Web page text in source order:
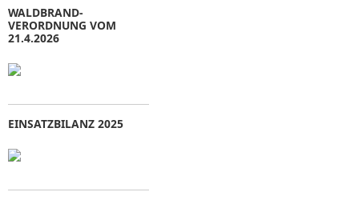
WALDBRAND-
VERORDNUNG VOM
21.4.2026
EINSATZBILANZ 2025